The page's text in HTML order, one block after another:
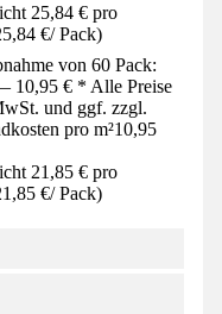
25,84 € pro
€/ Pack)
von 60 Pack:
10,95 € * Alle Preise
und ggf. zzgl.
pro m²10,95
21,85 € pro
€/ Pack)